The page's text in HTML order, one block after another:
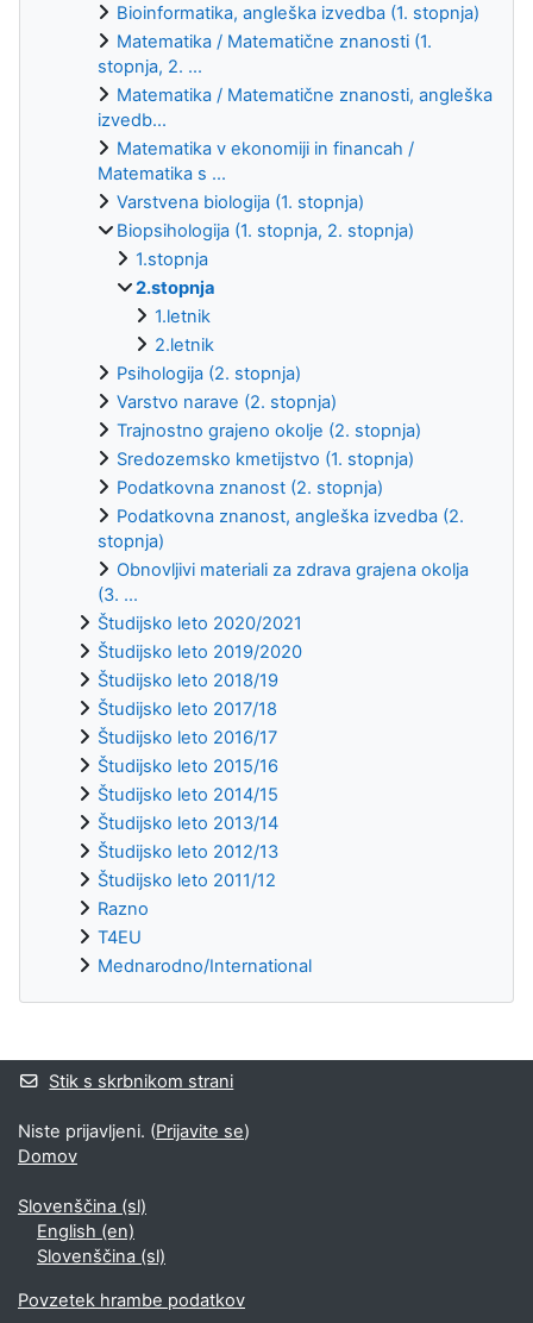
Bioinformatika, angleška izvedba (1. stopnja)
Matematika / Matematične znanosti (1.
stopnja, 2. ...
Matematika / Matematične znanosti, angleška
izvedb...
Matematika v ekonomiji in financah /
Matematika s ...
Varstvena biologija (1. stopnja)
Biopsihologija (1. stopnja, 2. stopnja)
1.stopnja
2.stopnja
1.letnik
2.letnik
Psihologija (2. stopnja)
Varstvo narave (2. stopnja)
Trajnostno grajeno okolje (2. stopnja)
Sredozemsko kmetijstvo (1. stopnja)
Podatkovna znanost (2. stopnja)
Podatkovna znanost, angleška izvedba (2.
stopnja)
Obnovljivi materiali za zdrava grajena okolja
(3. ...
Študijsko leto 2020/2021
Študijsko leto 2019/2020
Študijsko leto 2018/19
Študijsko leto 2017/18
Študijsko leto 2016/17
Študijsko leto 2015/16
Študijsko leto 2014/15
Študijsko leto 2013/14
Študijsko leto 2012/13
Študijsko leto 2011/12
Razno
T4EU
Mednarodno/International
Supplementary blocks
Stik s skrbnikom strani
Niste prijavljeni. (Prijavite se)
Domov
Slovenščina ‎(sl)‎
English ‎(en)‎
Slovenščina ‎(sl)‎
Povzetek hrambe podatkov